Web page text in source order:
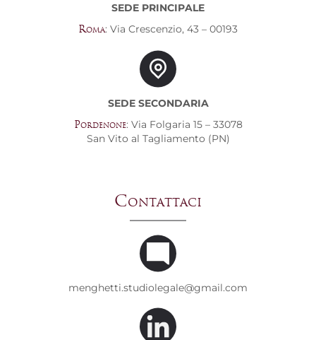
SEDE PRINCIPALE
Roma: Via Crescenzio, 43 – 00193
SEDE SECONDARIA
Pordenone: Via Folgaria 15 – 33078
San Vito al Tagliamento (PN)
Contattaci
menghetti.studiolegale@gmail.com